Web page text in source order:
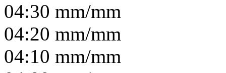
04:30 mm/mm
04:20 mm/mm
04:10 mm/mm